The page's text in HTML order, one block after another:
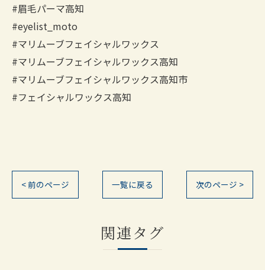
#眉毛パーマ高知
#eyelist_moto
#マリムーブフェイシャルワックス
#マリムーブフェイシャルワックス高知
#マリムーブフェイシャルワックス高知市
#フェイシャルワックス高知
< 前のページ 一覧に戻る 次のページ >
関連タグ